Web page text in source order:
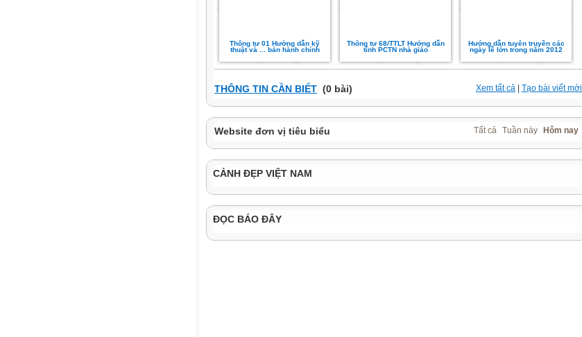
Thông tư 01 Hướng dẫn kỹ
thuật và ... bản hành chính
Thông tư 68/TTLT Hướng dẫn
tính PCTN nhà giáo
Hướng dẫn tuyên truyền các
ngày lễ lớn trong năm 2012
Xem tất cả Tạo bài viết mới
THÔNG TIN CẦN BIẾT (0 bài)
Tất cả Tuần này Hôm nay
Website đơn vị tiêu biểu
CẢNH ĐẸP VIỆT NAM
ĐỌC BÁO ĐÂY